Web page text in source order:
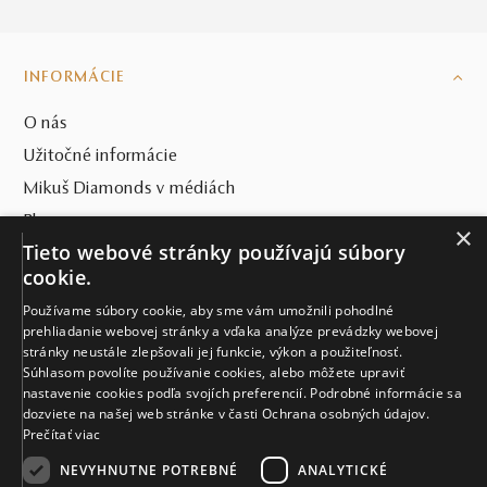
V reči klenotníkov ide o typ zásnubných prsteňov
krásnemu a jednoduchému dizajnu vznikli aj mnohé
solitérové legendy medzi našimi
Nechajte si ich naživo ukázať v jednom z našich siedmich
kamenných klenotníctiev, alebo oslovte naše kolegyne
svetom, o ktorom sníva každá žena už ako malé dievča.
A sny sa plnia. V Mikuš Diamonds. A to nielen vďaka našej
bohatej ponuke zásnubných diamantových solitérov, ale
aj vďaka možnosti zhotoviť zásnubný skvost presne podľa
vašich predstáv. Každý jeden zásnubný prsteň je totiž
dielom našich skvelých klenotníkov, ktorí zhmotňujú vaše
zásnubné snyv prestížnom Klenotníckom dome
INFORMÁCIE
O nás
Užitočné informácie
Mikuš Diamonds v médiách
Blog
SVET MIKUŠ DIAMONDS
VŠETKO O NÁKUPE
KONTAKT
Naše klenotníctva
Sídlo spoločnosti
×
Tieto webové stránky používajú súbory
cookie.
Používame súbory cookie, aby sme vám umožnili pohodlné
prehliadanie webovej stránky a vďaka analýze prevádzky webovej
stránky neustále zlepšovali jej funkcie, výkon a použiteľnosť.
Súhlasom povolíte používanie cookies, alebo môžete upraviť
nastavenie cookies podľa svojích preferencií. Podrobné informácie sa
dozviete na našej web stránke v časti Ochrana osobných údajov.
Prečítať viac
NEVYHNUTNE POTREBNÉ
ANALYTICKÉ